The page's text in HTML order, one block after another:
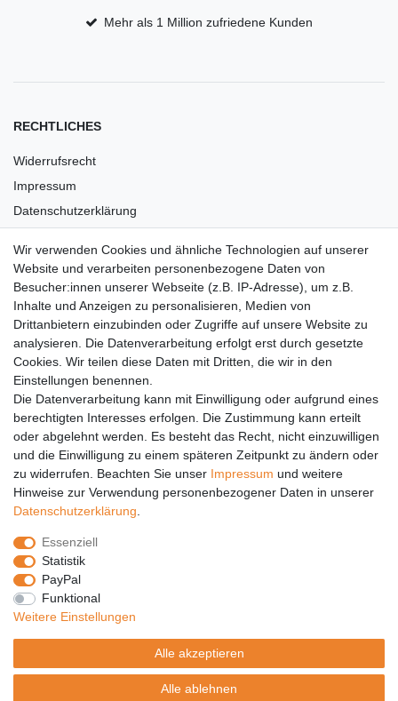
Mehr als 1 Million zufriedene Kunden
RECHTLICHES
Widerrufsrecht
Impressum
Datenschutzerklärung
Versandkosten
Barrierefreiheit
Anleitungen
Vertrag widerrufen
PARTNER
DHL
GLS
PaketPLUS
SPONSORING
Malchower SV 90
Malchower Wölfe
ZERTIFIKATE
Händlerbund
Trusted Shops
Wir verwenden Cookies und ähnliche Technologien auf unserer
Website und verarbeiten personenbezogene Daten von
Besucher:innen unserer Webseite (z.B. IP-Adresse), um z.B.
Inhalte und Anzeigen zu personalisieren, Medien von
Drittanbietern einzubinden oder Zugriffe auf unsere Website zu
analysieren. Die Datenverarbeitung erfolgt erst durch gesetzte
Cookies. Wir teilen diese Daten mit Dritten, die wir in den
Einstellungen benennen.
Die Datenverarbeitung kann mit Einwilligung oder aufgrund eines
berechtigten Interesses erfolgen. Die Zustimmung kann erteilt
oder abgelehnt werden. Es besteht das Recht, nicht einzuwilligen
und die Einwilligung zu einem späteren Zeitpunkt zu ändern oder
zu widerrufen. Beachten Sie unser Impressum und weitere
Hinweise zur Verwendung personenbezogener Daten in unserer
Daten­schutz­erklärung
Essenziell
Statistik
PayPal
Funktional
Weitere Einstellungen
Alle akzeptieren
Alle ablehnen